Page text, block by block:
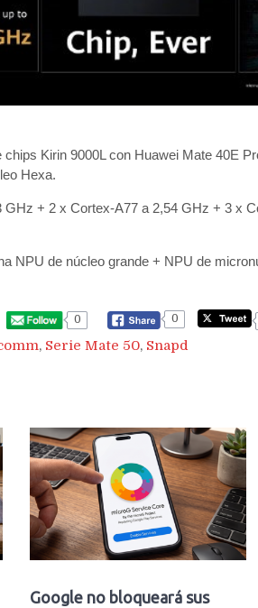
Kirin 9000L con Huawei Mate 40E
Hexa.
GHz + 2 x Cortex-A77 a 2,54 GHz + 3 x
NPU de núcleo grande + NPU de
0 0
, Serie Mate 50, Snapd
Google no bloqueará sus